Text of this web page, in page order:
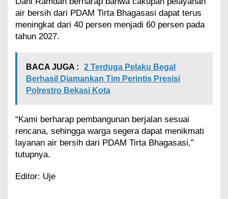
air bersih dari PDAM Tirta Bhagasasi dapat terus
meningkat dari 40 persen menjadi 60 persen pada
tahun 2027.
BACA JUGA :
2 Terduga Pelaku Begal
Berhasil Diamankan Tim Perintis Presisi
Polrestro Bekasi Kota
“Kami berharap pembangunan berjalan sesuai
rencana, sehingga warga segera dapat menikmati
layanan air bersih dari PDAM Tirta Bhagasasi,”
tutupnya.
Editor: Uje